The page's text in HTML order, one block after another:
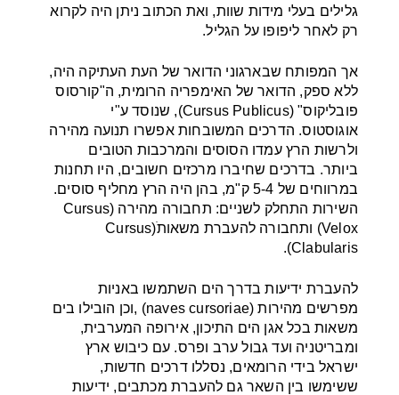
גלילים בעלי מידות שוות, ואת הכתוב ניתן היה לקרוא
רק לאחר ליפופו על הגליל.
אך המפותח שבארגוני הדואר של העת העתיקה היה,
ללא ספק, הדואר של האימפריה הרומית, ה"קורסוס
פובליקוס" (Cursus Publicus), שנוסד ע"י
אוגוסטוס. הדרכים המשובחות אפשרו תנועה מהירה
ולרשות הרץ עמדו הסוסים והמרכבות הטובים
ביותר. בדרכים שחיברו מרכזים חשובים, היו תחנות
במרווחים של 5-4 ק"מ, בהן היה הרץ מחליף סוסים.
השירות התחלק לשניים: תחבורה מהירה (Cursus
Velox) ותחבורה להעברת משאותׂ(Cursus
Clabularis).
להעברת ידיעות בדרך הים השתמשו באניות
מפרשים מהירות (naves cursoriae) ,וכן הובילו בים
משאות בכל אגן הים התיכון, אירופה המערבית,
ומבריטניה ועד גבול ערב ופרס. עם כיבוש ארץ
ישראל בידי הרומאים, נסללו דרכים חדשות,
ששימשו בין השאר גם להעברת מכתבים, ידיעות